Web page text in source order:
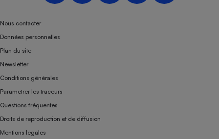
Nous contacter
Données personnelles
Plan du site
Newsletter
Conditions générales
Paramétrer les traceurs
Questions fréquentes
Droits de reproduction et de diffusion
Mentions légales